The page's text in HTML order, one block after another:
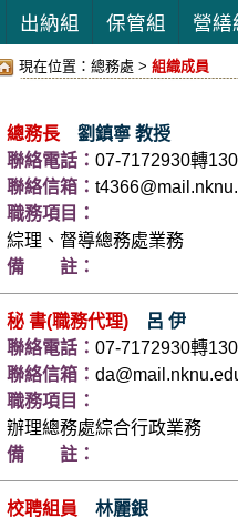
出納組 保管組 營繕
現在位置： 總務處 > 組織成員
總務長
劉鎮寧 教授
聯絡電話： 07-7172930轉
聯絡信箱：
職務項目：
綜理、督導總務處業務
備 註：
秘 書(職務代理)
呂 伊
聯絡電話： 07-7172930轉
聯絡信箱：
職務項目：
辦理總務處綜合行政業務
備 註：
校聘組員
林麗銀